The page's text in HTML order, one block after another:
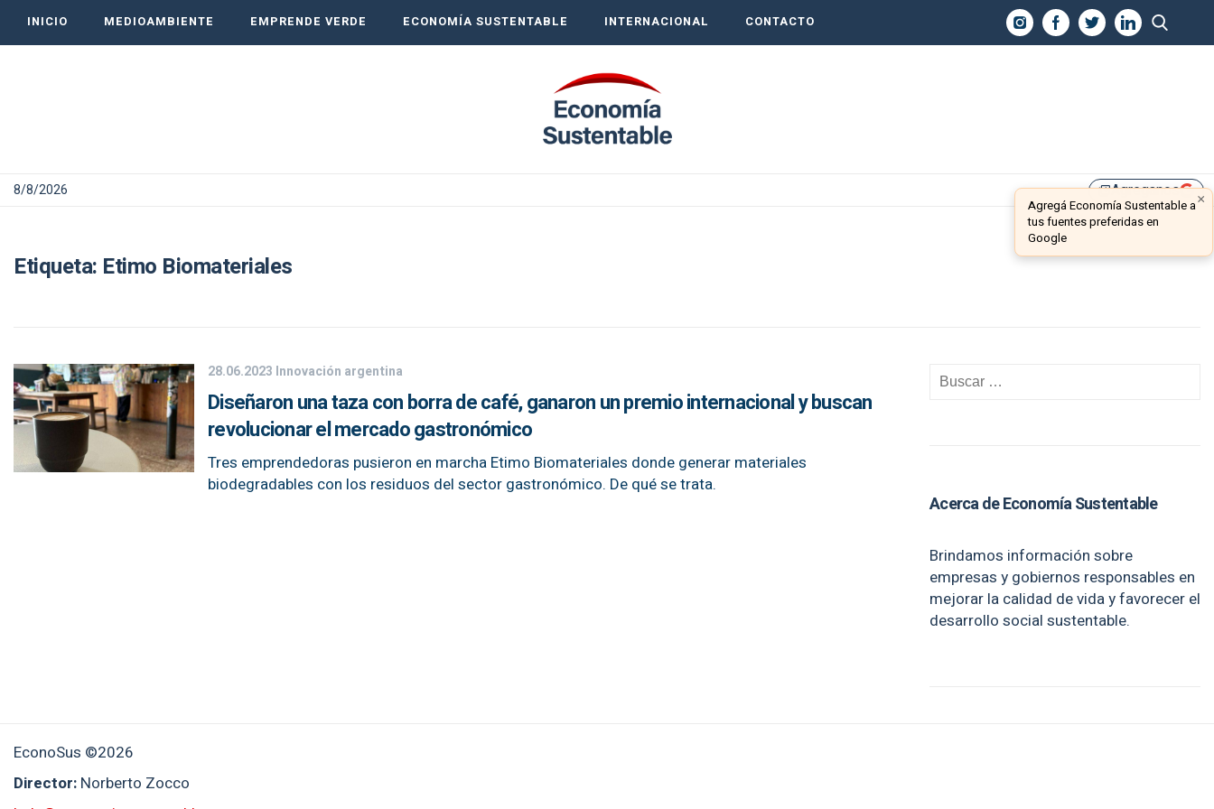
INICIO MEDIOAMBIENTE EMPRENDE VERDE ECONOMÍA SUSTENTABLE INTERNACIONAL CONTACTO
8/8/2026 library_addAgreganos ×
Agregá Economía Sustentable a
tus fuentes preferidas en
Google
Etiqueta: Etimo Biomateriales
28.06.2023 Innovación argentina
Diseñaron una taza con borra de café, ganaron un premio internacional y buscan
revolucionar el mercado gastronómico
Tres emprendedoras pusieron en marcha Etimo Biomateriales donde generar materiales
biodegradables con los residuos del sector gastronómico. De qué se trata.
Acerca de Economía Sustentable
Brindamos información sobre
empresas y gobiernos responsables en
mejorar la calidad de vida y favorecer el
desarrollo social sustentable.
EconoSus ©2026
Director: Norberto Zocco